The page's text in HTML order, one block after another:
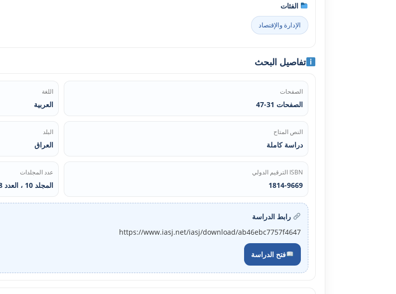
الفئات
الإدارة والإقتصاد
تفاصيل البحث
الصفحات
الصفحات 31-47
اللغة
العربية
النص المتاح
دراسة كاملة
البلد
العراق
ISBN الترقيم الدولي
1814-9669
عدد المجلدات
المجلد 10 ، العدد 38
رابط الدراسة
https://www.iasj.net/iasj/download/ab46ebc7757f4647
فتح الدراسة